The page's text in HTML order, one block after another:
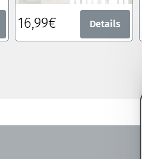
16,99€ Details